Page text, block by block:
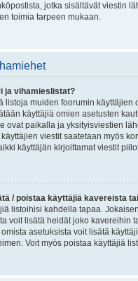
jotka sisältävät viestin
toimia tarpeen mukaan.
ja vihamieslistat?
listoja muiden foorumin käyttäjien
käyttäjiä omien asetusten
ovat paikalla ja yksityisviestien
viestit saatetaan myös
käyttäjän kirjoittamat viestit
/ poistaa käyttäjiä kavereista
listoihisi kahdella tapaa.
voit lisätä heidät joko kavereihin
asetuksista voit lisätä
Voit myös poistaa käyttäjiä